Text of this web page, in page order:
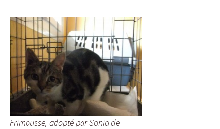
Frimousse, adopté par Sonia de